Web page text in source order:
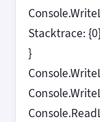
Stacktrace:
}